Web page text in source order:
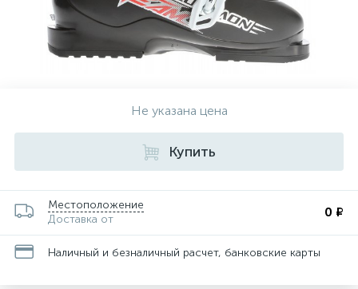
Не указана цена
Купить
Местоположение
Доставка от
0 ₽
Наличный и безналичный расчет, банковские карты